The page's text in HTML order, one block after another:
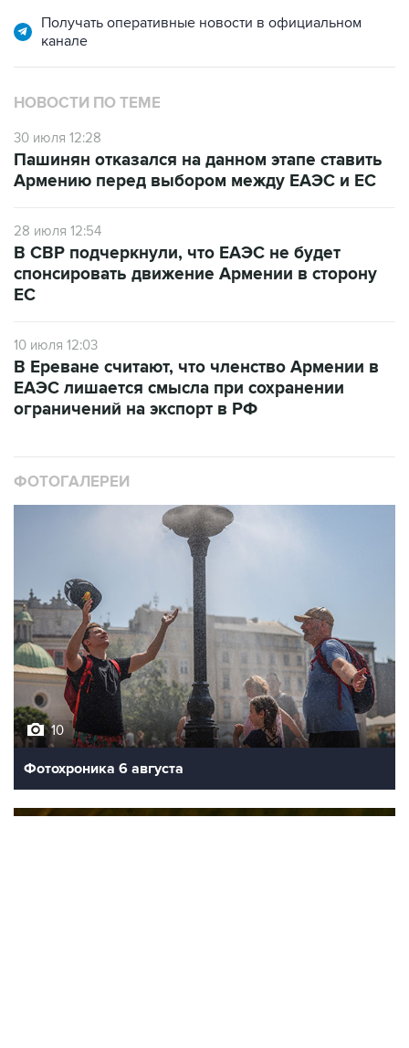
Получать оперативные новости в официальном
канале
НОВОСТИ ПО ТЕМЕ
30 июля 12:28
Пашинян отказался на данном этапе ставить
Армению перед выбором между ЕАЭС и ЕС
28 июля 12:54
В СВР подчеркнули, что ЕАЭС не будет
спонсировать движение Армении в сторону
ЕС
10 июля 12:03
В Ереване считают, что членство Армении в
ЕАЭС лишается смысла при сохранении
ограничений на экспорт в РФ
ФОТОГАЛЕРЕИ
10
Фотохроника 6 августа